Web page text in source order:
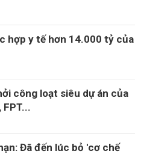
hợp y tế hơn 14.000 tỷ của
công loạt siêu dự án của
Đã đến lúc bỏ 'cơ chế